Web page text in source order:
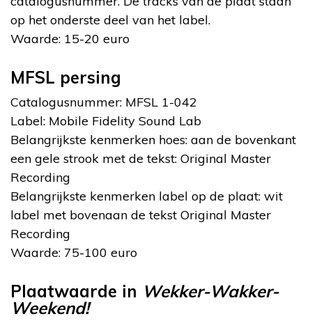
op het onderste deel van het label.
Waarde: 15-20 euro
MFSL persing
Catalogusnummer: MFSL 1-042
Label: Mobile Fidelity Sound Lab
Belangrijkste kenmerken hoes: aan de bovenkant
een gele strook met de tekst: Original Master
Recording
Belangrijkste kenmerken label op de plaat: wit
label met bovenaan de tekst Original Master
Recording
Waarde: 75-100 euro
Plaatwaarde in Wekker-Wakker-
Weekend!